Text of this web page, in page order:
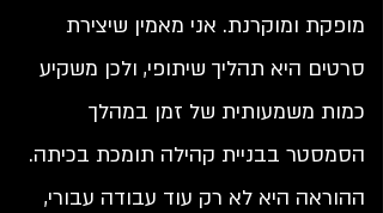
מופקת ומוקרנת. אני מאמין שיצירת
סרטים היא תהליך שיתופי, ולכן משקיע
כמות משמעותית של זמן במהלך
הסמסטר בבניית קהילה תומכת בכיתה.
ההוראה היא לא רק עוד עבודה עבורי,